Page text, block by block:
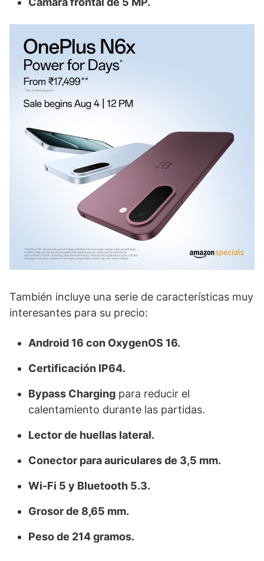
También incluye una serie de características muy
interesantes para su precio:
Android 16 con OxygenOS 16.
Certificación IP64.
Bypass Charging para reducir el
calentamiento durante las partidas.
Lector de huellas lateral.
Conector para auriculares de 3,5 mm.
Wi-Fi 5 y Bluetooth 5.3.
Grosor de 8,65 mm.
Peso de 214 gramos.